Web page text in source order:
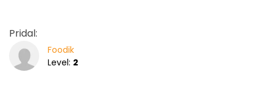
Pridal:
Foodik
Level: 2